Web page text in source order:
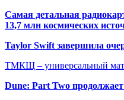
Самая детальная
13,7 млн космических
Taylor Swift завершила
ТМКЩ – универсальный
Dune: Part Two